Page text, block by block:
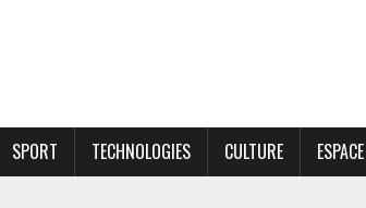
SPORT TECHNOLOGIES CULTURE